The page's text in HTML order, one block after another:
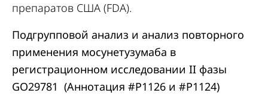
препаратов США (FDA).
Подгрупповой анализ и анализ повторного
применения мосунетузумаба в
регистрационном исследовании II фазы
GO29781 (Аннотация #P1126 и #P1124)